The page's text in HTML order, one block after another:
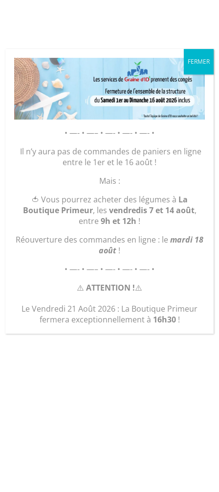
GRAINE D’ID – Régie de Quartiers
de la Roche-sur-Yon
AGIR POUR ET AVEC LES
La Newsletter
du mois de Mai
2026 !
|Actualités
• —- • —– • —- • —- • —- •
Il n’y aura pas de commandes de paniers en ligne
entre le 1er et le 16 août !
Mais :
🍅 Vous pourrez acheter des légumes à La
Boutique Primeur, les vendredis 7 et 14 août,
entre 9h et 12h !
Réouverture des commandes en ligne : le mardi 18
août !
• —- • —– • —- • —- • —- •
⚠️ ATTENTION !⚠️
Le Vendredi 21 Août 2026 : La Boutique Primeur
fermera exceptionnellement à 16h30!
FERMER